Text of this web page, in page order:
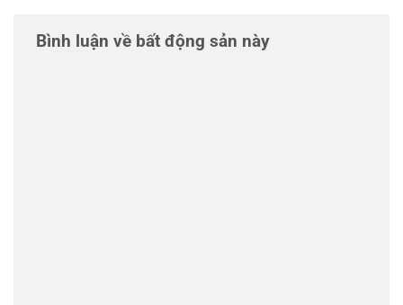
Bình luận về bất động sản này